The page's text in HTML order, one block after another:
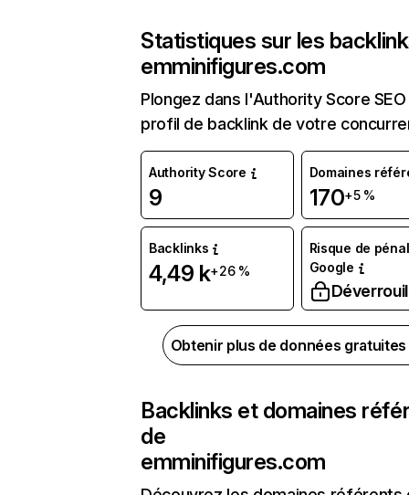
Statistiques sur les
emminifigures.com
Plongez dans l'Authority Score
profil de backlink de votre
Authority Score
9
Domaines
170+5 %
Backlinks
4,49 k+26 %
Risque de
Google
Obtenir plus de données
Backlinks et domaines
de
emminifigures.com